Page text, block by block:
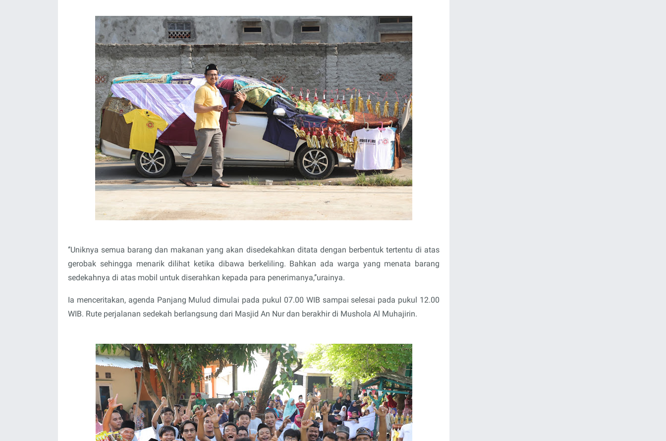
‘’Uniknya semua barang dan makanan yang akan disedekahkan ditata dengan berbentuk tertentu di atas
gerobak sehingga menarik dilihat ketika dibawa berkeliling. Bahkan ada warga yang menata barang
sedekahnya di atas mobil untuk diserahkan kepada para penerimanya,’’urainya.
Ia menceritakan, agenda Panjang Mulud dimulai pada pukul 07.00 WIB sampai selesai pada pukul 12.00
WIB. Rute perjalanan sedekah berlangsung dari Masjid An Nur dan berakhir di Mushola Al Muhajirin.